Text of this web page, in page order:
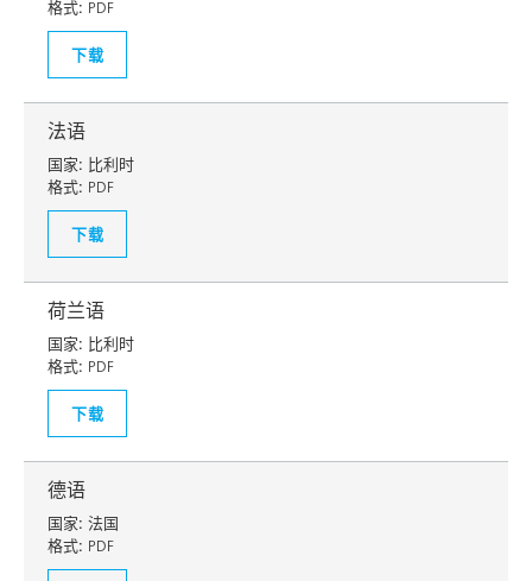
格式: PDF
下载
法语
国家: 比利时
格式: PDF
下载
荷兰语
国家: 比利时
格式: PDF
下载
德语
国家: 法国
格式: PDF